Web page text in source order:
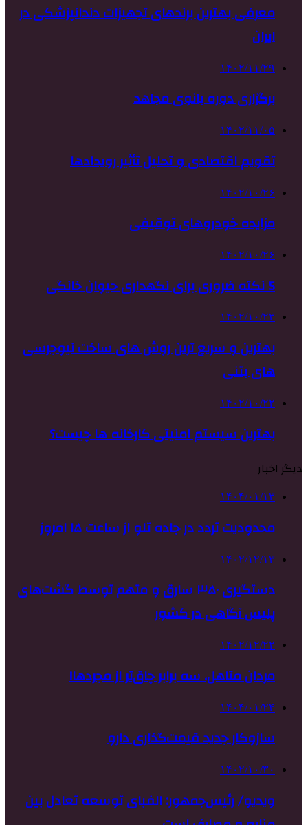
معرفی بهترین برندهای تجهیزات دندانپزشکی در
ایران
۱۴۰۲/۱۱/۲۹
برگزاری دوره بانوی مجاهد
۱۴۰۲/۱۱/۰۵
تقویم اقتصادی و تحلیل تأثیر رویدادها
۱۴۰۲/۱۰/۲۶
مزایده خودروهای توقیفی
۱۴۰۲/۱۰/۲۶
5 نکته ضروری برای نگهداری حیوان خانگی
۱۴۰۲/۱۰/۲۳
بهترین و سریع ترین روش های ساخت نیوجرسی
های بتنی
۱۴۰۲/۱۰/۲۲
بهترین سیستم امنیتی کارخانه ها چیست؟
دیگر اخبار
۱۴۰۴/۰۱/۱۳
محدودیت تردد در جاده تلو از ساعت ۱۵ امروز
۱۴۰۲/۱۲/۱۳
دستگیری ۳۵۰ سارق و متهم توسط گشت‌های
پلیس آگاهی در کشور
۱۴۰۲/۱۲/۲۲
مردان متاهل، سه برابر چاق‌تر از مجردها!
۱۴۰۴/۰۱/۲۴
سازوکار جدید قیمت‌گذاری دارو
۱۴۰۲/۱۰/۳۰
ویدیو/ رئیس‌جمهور: الفبای توسعه تعادل بین